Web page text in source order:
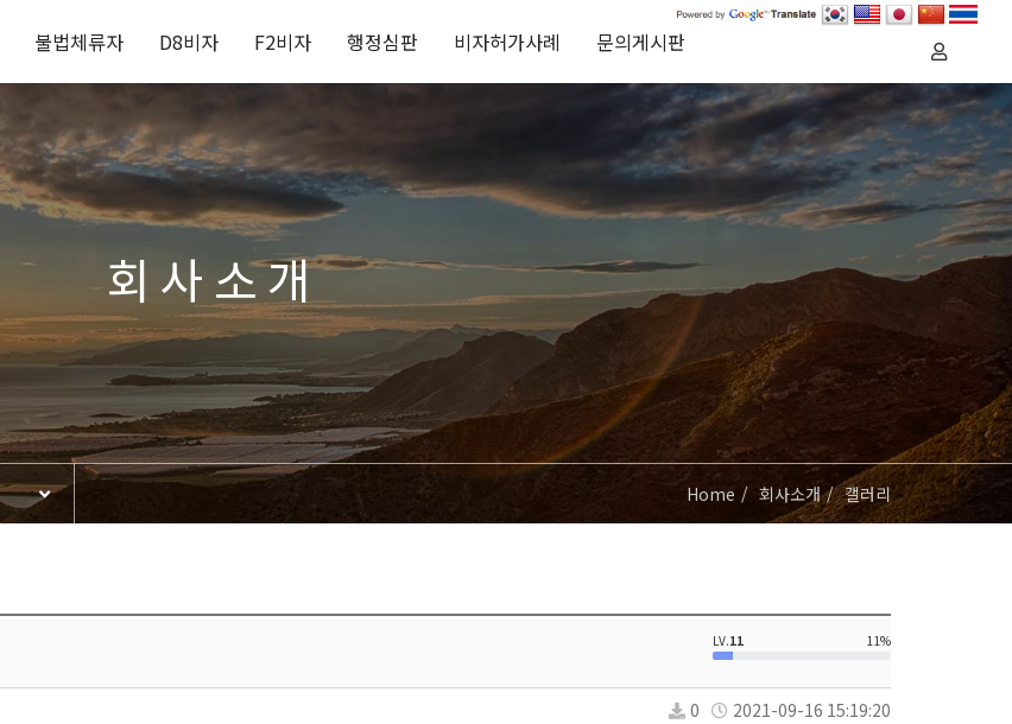
불법체류자 D8비자 F2비자 행정심판 비자허가사례 문의게시판
회사소개
Home 회사소개 갤러리
LV.11 11%
0
2021-09-16 15:19:20